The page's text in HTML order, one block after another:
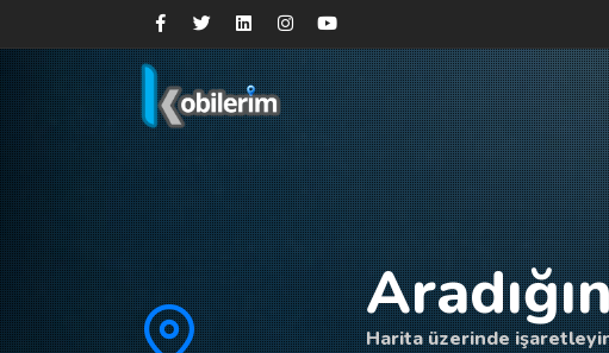
Harita üzerinde